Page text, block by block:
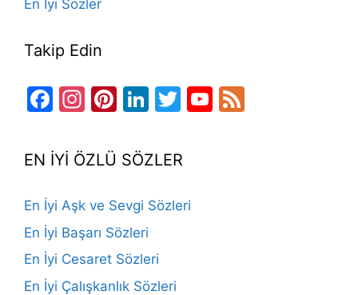
En İyi Sözler
Takip Edin
Facebook
Instagram
Pinterest
LinkedIn
TwitterYouTube
EN İYİ ÖZLÜ SÖZLER
En İyi Aşk ve Sevgi Sözleri
En İyi Başarı Sözleri
En İyi Cesaret Sözleri
En İyi Çalışkanlık Sözleri